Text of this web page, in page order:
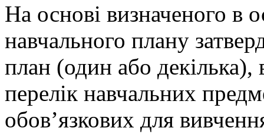
На основі визначеного в
навчального плану
план (один або декілька),
перелік навчальних
обов’язкових для